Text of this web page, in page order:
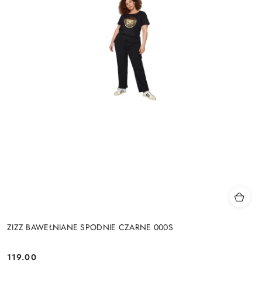
ZIZZ BAWEŁNIANE SPODNIE CZARNE 000S
Cena:
119.00